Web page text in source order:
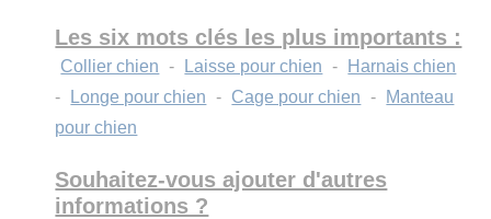
Les six mots clés les plus importants :
Collier chien - Laisse pour chien -
Harnais chien
-
Longe pour chien - Cage pour chien -
Manteau
pour chien
Souhaitez-vous ajouter d'autres
informations ?